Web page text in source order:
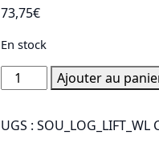
73,75€
En stock
quantité
de
LOGITECH
Ajouter au
UGS : SOU_LOG_LIFT_WL